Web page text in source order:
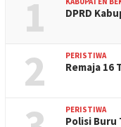
1 DPRD
2 PERISTIWA
Remaja 16
PERISTIWA
Polisi